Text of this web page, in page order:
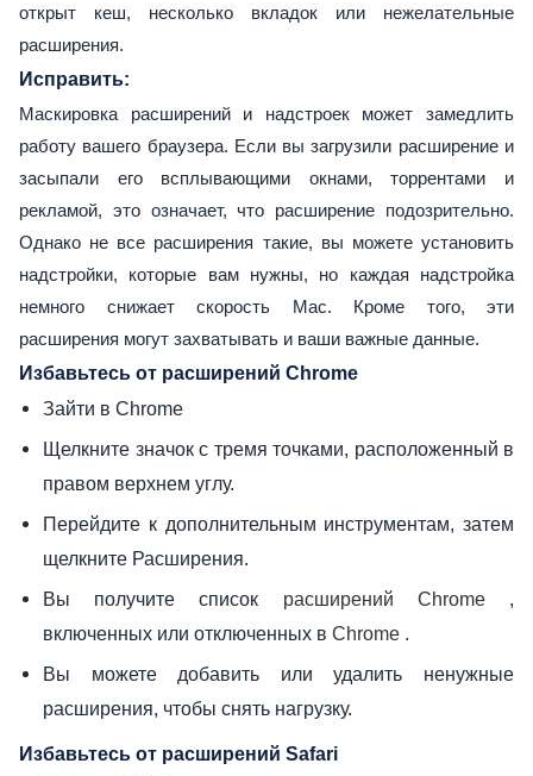
открыт кеш, несколько вкладок или нежелательные
расширения.
Исправить:
Маскировка расширений и надстроек может замедлить
работу вашего браузера. Если вы загрузили расширение и
засыпали его всплывающими окнами, торрентами и
рекламой, это означает, что расширение подозрительно.
Однако не все расширения такие, вы можете установить
надстройки, которые вам нужны, но каждая надстройка
немного снижает скорость Mac. Кроме того, эти
расширения могут захватывать и ваши важные данные.
Избавьтесь от расширений Chrome
Зайти в Chrome
Щелкните значок с тремя точками, расположенный в
правом верхнем углу.
Перейдите к дополнительным инструментам, затем
щелкните Расширения.
Вы получите список
расширений Chrome,
включенных или отключенных в Chrome .
Вы можете добавить или удалить ненужные
расширения, чтобы снять нагрузку.
Избавьтесь от расширений Safari